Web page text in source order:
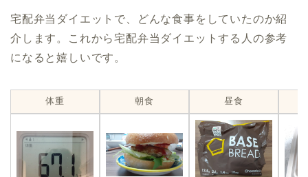
宅配弁当ダイエットで、どんな食事をしていたのか紹
介します。これから宅配弁当ダイエットする人の参考
になると嬉しいです。
体重 朝食 昼食